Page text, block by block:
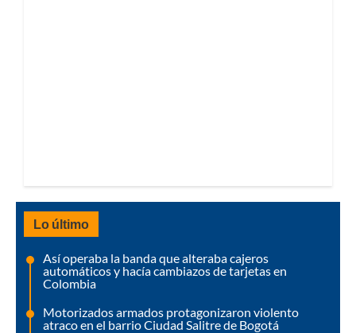
Lo último
Así operaba la banda que alteraba cajeros
automáticos y hacía cambiazos de tarjetas en
Colombia
Motorizados armados protagonizaron violento
atraco en el barrio Ciudad Salitre de Bogotá